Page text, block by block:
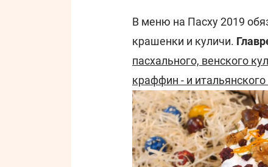
В меню на Пасху 2019
крашенки и куличи.
пасхального, венского
краффин - и